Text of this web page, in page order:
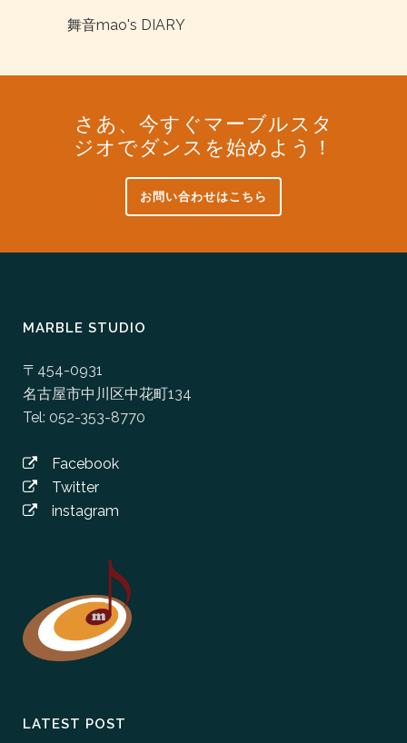
舞音mao's DIARY
さあ、今すぐマーブルスタ
ジオでダンスを始めよう！
お問い合わせはこちら
MARBLE STUDIO
〒454-0931
名古屋市中川区中花町134
Tel: 052-353-8770
Facebook
Twitter
instagram
LATEST POST